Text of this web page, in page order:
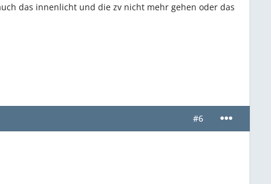
das innenlicht und die zv nicht mehr gehen oder das
#6